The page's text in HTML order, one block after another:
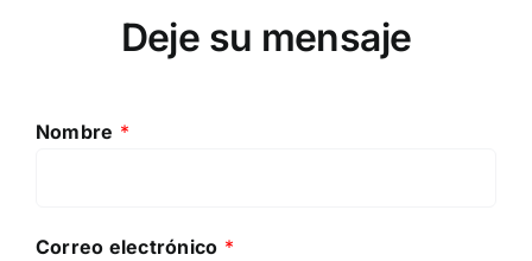
Deje su mensaje
Nombre *
Correo electrónico *